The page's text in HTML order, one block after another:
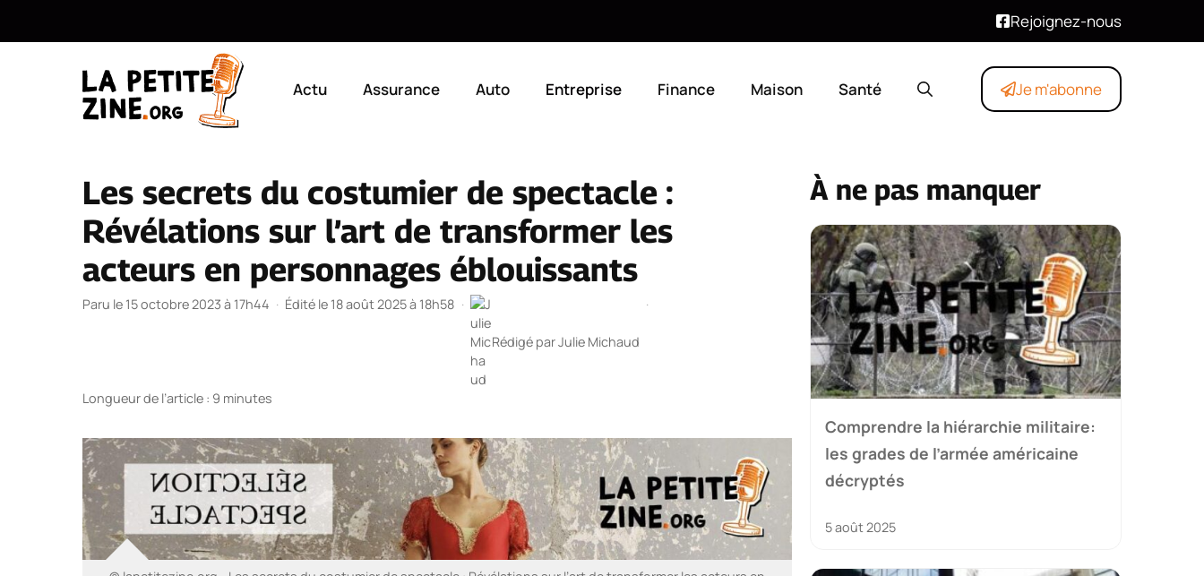
Rejoignez-nous
Actu Assurance Auto Entreprise Finance Maison Santé Je m'abonne
Les secrets du costumier de spectacle :
Révélations sur l’art de transformer les
acteurs en personnages éblouissants
Paru le 15 octobre 2023 à 17h44 · Édité le 18 août 2025 à 18h58 ·
Rédigé parJulie Michaud
·
Longueur de l’article : 9 minutes
À ne pas manquer
Comprendre la hiérarchie militaire:
les grades de l’armée américaine
décryptés
5 août 2025